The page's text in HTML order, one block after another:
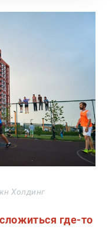
Холдинг
где-то